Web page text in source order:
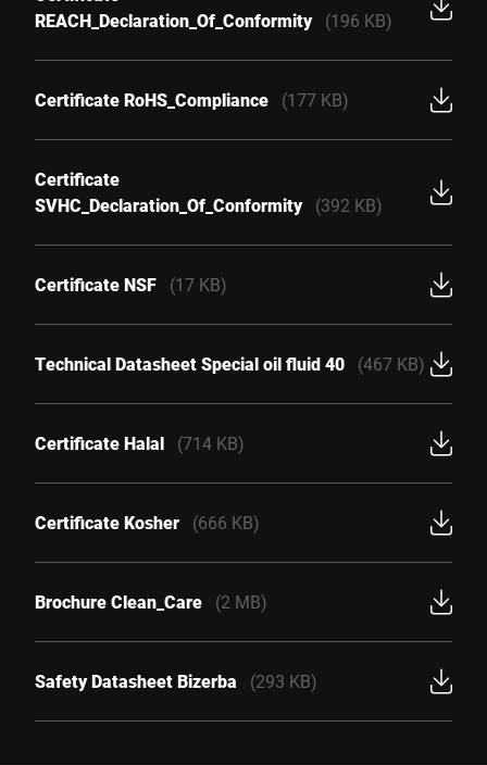
REACH_Declaration_Of_Conformity
(196 KB)
Certificate RoHS_Compliance (177 KB)
Certificate
SVHC_Declaration_Of_Conformity
(392 KB)
Certificate NSF (17 KB)
Technical Datasheet Special oil fluid 40 (467 KB)
Certificate Halal (714 KB)
Certificate Kosher (666 KB)
Brochure Clean_Care (2 MB)
Safety Datasheet Bizerba (293 KB)